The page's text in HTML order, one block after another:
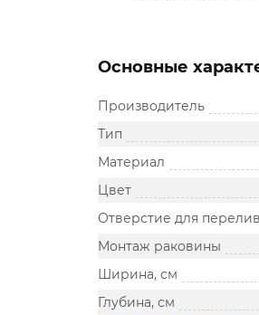
Основные
Производитель
Тип
Материал
Цвет
Отверстие для
Монтаж раковины
Ширина, см
Глубина, см